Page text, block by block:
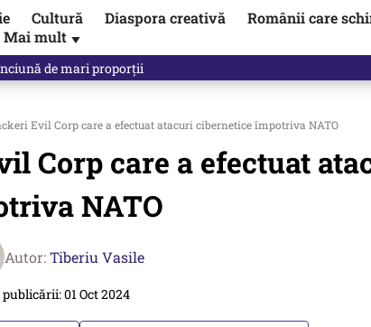
Cultură Diaspora creativă
Românii care
Mai mult ▼
de mari proporții
Evil Corp care a efectuat atacuri cibernetice împotriva NATO
Corp care a efectuat
NATO
Autor:Tiberiu Vasile
publicării: 01 Oct 2024